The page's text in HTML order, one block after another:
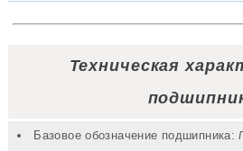
Техническая
Базовое обозначение подшипника: